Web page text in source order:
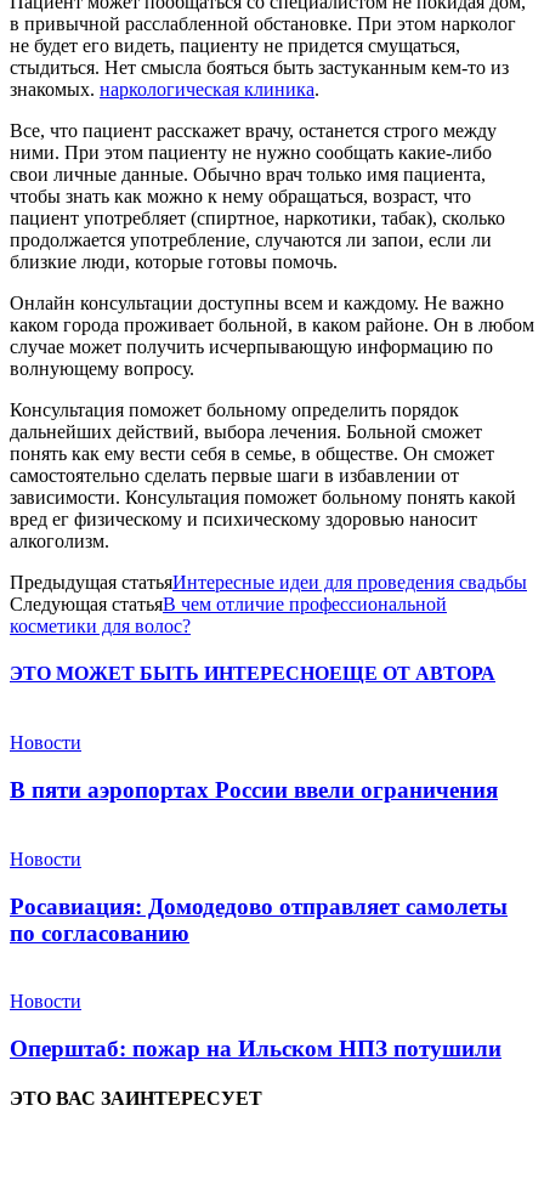
в привычной расслабленной обстановке. При этом нарколог
не будет его видеть, пациенту не придется смущаться,
стыдиться. Нет смысла бояться быть застуканным кем-то из
знакомых. наркологическая клиника.
Все, что пациент расскажет врачу, останется строго между
ними. При этом пациенту не нужно сообщать какие-либо
свои личные данные. Обычно врач только имя пациента,
чтобы знать как можно к нему обращаться, возраст, что
пациент употребляет (спиртное, наркотики, табак), сколько
продолжается употребление, случаются ли запои, если ли
близкие люди, которые готовы помочь.
Онлайн консультации доступны всем и каждому. Не важно
каком города проживает больной, в каком районе. Он в любом
случае может получить исчерпывающую информацию по
волнующему вопросу.
Консультация поможет больному определить порядок
дальнейших действий, выбора лечения. Больной сможет
понять как ему вести себя в семье, в обществе. Он сможет
самостоятельно сделать первые шаги в избавлении от
зависимости. Консультация поможет больному понять какой
вред ег физическому и психическому здоровью наносит
алкоголизм.
Предыдущая статьяИнтересные идеи для проведения свадьбы
Следующая статьяВ чем отличие профессиональной
косметики для волос?
ЭТО МОЖЕТ БЫТЬ ИНТЕРЕСНОЕЩЕ ОТ АВТОРА
Новости
В пяти аэропортах России ввели ограничения
Новости
Росавиация: Домодедово отправляет самолеты
по согласованию
Новости
Оперштаб: пожар на Ильском НПЗ потушили
ЭТО ВАС ЗАИНТЕРЕСУЕТ